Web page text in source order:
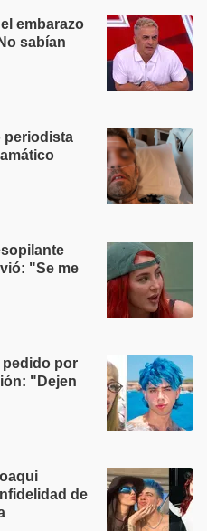
embarazo
sabían
periodista
"Se me
pedido por
"Dejen
de